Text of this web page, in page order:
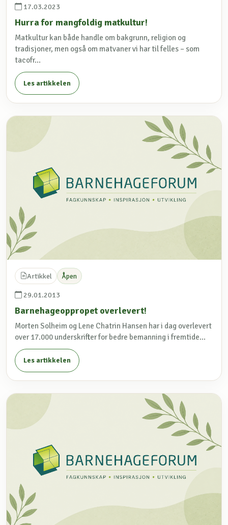
17.03.2023
Hurra for mangfoldig matkultur!
Matkultur kan både handle om bakgrunn, religion og
tradisjoner, men også om matvaner vi har til felles – som
tacofr...
Les artikkelen
Artikkel Åpen
29.01.2013
Barnehageoppropet overlevert!
Morten Solheim og Lene Chatrin Hansen har i dag overlevert
over 17.000 underskrifter for bedre bemanning i fremtide...
Les artikkelen